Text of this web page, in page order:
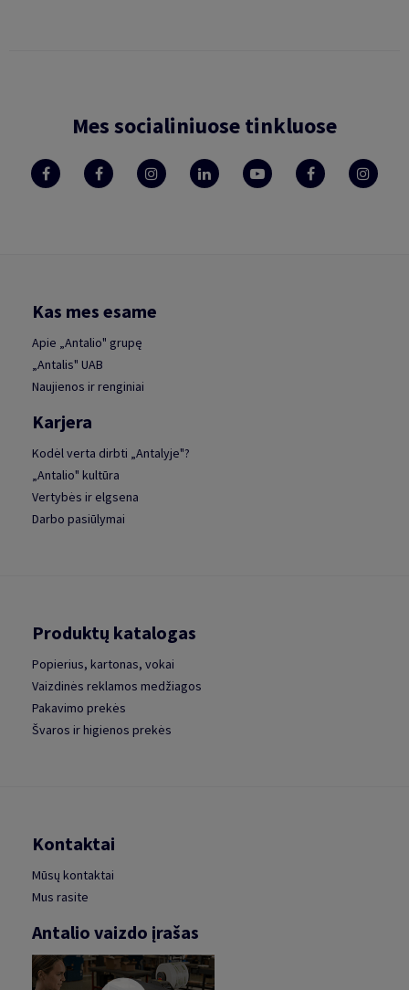
Mes socialiniuose tinkluose
Kas mes esame
Apie „Antalio" grupę
„Antalis" UAB
Naujienos ir renginiai
Karjera
Kodėl verta dirbti „Antalyje"?
„Antalio" kultūra
Vertybės ir elgsena
Darbo pasiūlymai
Produktų katalogas
Popierius, kartonas, vokai
Vaizdinės reklamos medžiagos
Pakavimo prekės
Švaros ir higienos prekės
Kontaktai
Mūsų kontaktai
Mus rasite
Antalio vaizdo įrašas